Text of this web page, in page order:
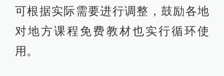
可根据实际需要进行调整，鼓励各地
对地方课程免费教材也实行循环使
用。